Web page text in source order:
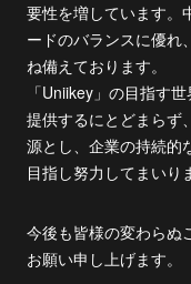
要性を増しています。
ードのバランスに優れ
ね備えております。
「Uniikey」の目指す
提供するにとどまらず
源とし、企業の持続的
目指し努力してまいり
今後も皆様の変わらぬ
お願い申し上げます。